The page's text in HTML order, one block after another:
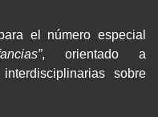
el número especial
, orientado a
sobre